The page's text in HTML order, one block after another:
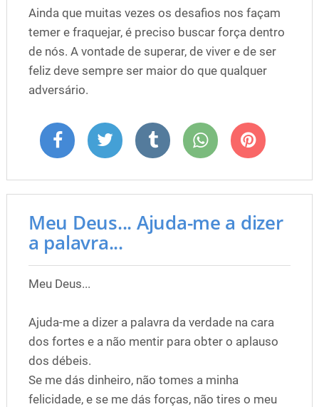
Ainda que muitas vezes os desafios nos façam
temer e fraquejar, é preciso buscar força dentro
de nós. A vontade de superar, de viver e de ser
feliz deve sempre ser maior do que qualquer
adversário.
Meu Deus... Ajuda-me a dizer
a palavra...
Meu Deus...
Ajuda-me a dizer a palavra da verdade na cara
dos fortes e a não mentir para obter o aplauso
dos débeis.
Se me dás dinheiro, não tomes a minha
felicidade, e se me dás forças, não tires o meu